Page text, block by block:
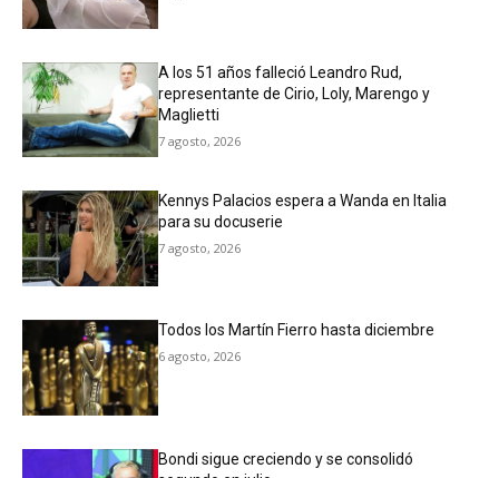
A los 51 años falleció Leandro Rud,
representante de Cirio, Loly, Marengo y
Maglietti
7 agosto, 2026
Kennys Palacios espera a Wanda en Italia
para su docuserie
7 agosto, 2026
Todos los Martín Fierro hasta diciembre
6 agosto, 2026
Bondi sigue creciendo y se consolidó